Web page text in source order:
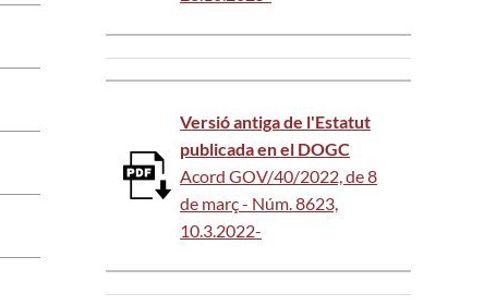
Versió antiga de l'Estatut
publicada en el DOGC
Acord GOV/40/2022, de 8
de març - Núm. 8623,
10.3.2022-